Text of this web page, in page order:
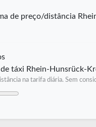
de preço/distância
táxi Rhein-Hunsrück-
na tarifa diária. Sem